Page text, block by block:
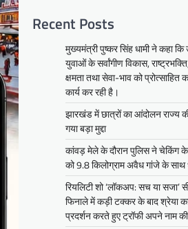
Recent Posts
मुख्यमंत्री पुष्कर सिंह धामी ने कहा
युवाओं के सर्वांगीण विकास,
क्षमता तथा सेवा-भाव को
कार्य कर रही है।
झारखंड में छात्रों का आंदोलन राज्य
गया बड़ा मुद्दा
कांवड़ मेले के दौरान पुलिस ने चेकिंग के
को 9.8 किलोग्राम अवैध गांजे के साथ
रियलिटी शो ‘लॉकअप: सच या
फिनाले में कड़ी टक्कर के बाद श्रेया
प्रदर्शन करते हुए ट्रॉफी अपने नाम की